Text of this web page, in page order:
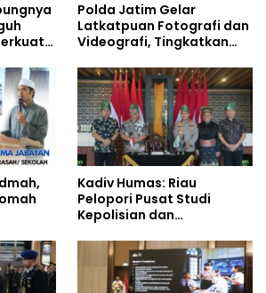
Polda Jatim Gelar
Latkatpuan Fotografi dan
Videografi, Tingkatkan
Era Digital
Kadiv Humas: Riau
Pelopori Pusat Studi
Kepolisian dan
Policing Masuki Babak